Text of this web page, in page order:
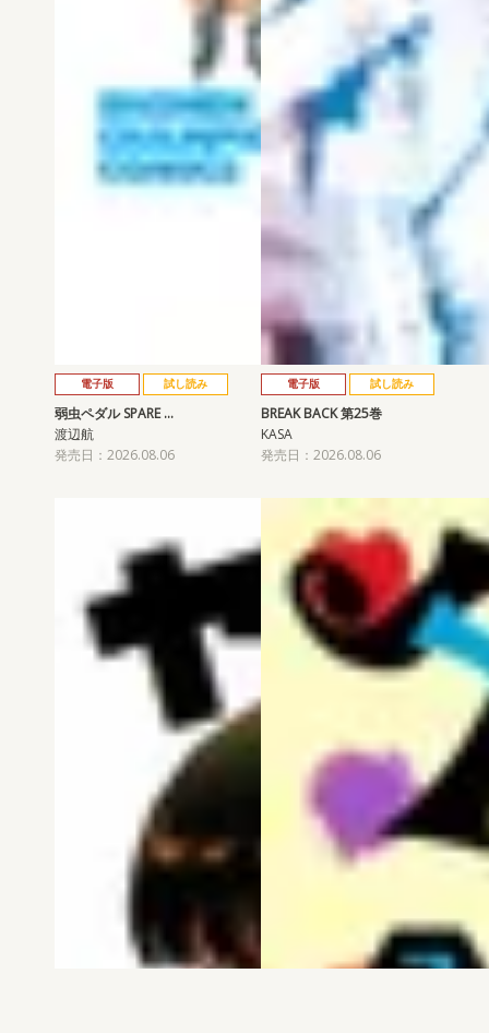
電子版 試し読み
弱虫ペダル SPARE …
渡辺航
発売日：2026.08.06
電子版 試し読み
BREAK BACK 第25巻
KASA
発売日：2026.08.06